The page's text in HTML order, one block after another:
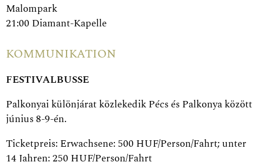
Malompark
21:00 Diamant-Kapelle
KOMMUNIKATION
FESTIVALBUSSE
Palkonyai különjárat közlekedik Pécs és Palkonya között
június 8-9-én.
Ticketpreis: Erwachsene: 500 HUF/Person/Fahrt; unter
14 Jahren: 250 HUF/Person/Fahrt